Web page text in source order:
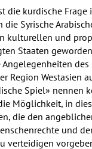
die kurdische Frage
die Syrische
kulturellen und
Staaten
des
Region Westasien
Spiel» nennen
Möglichkeit, in
die den
und
verteidigen